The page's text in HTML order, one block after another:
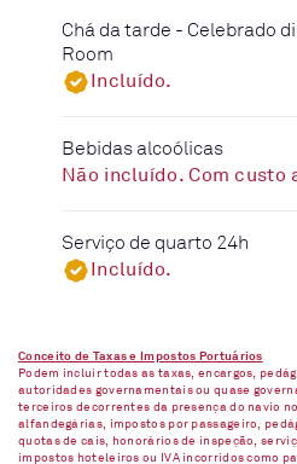
Chá da tarde - Celebrado
Room
Incluído.
Bebidas alcoólicas
Não incluído. Com custo
Serviço de quarto 24h
Incluído.
Conceito de Taxas e Impostos Portuários
Podem incluir todas as taxas, encargos,
autoridades governamentais ou quase
terceiros decorrentes da presença do navio
alfandegárias, impostos por passageiro,
quotas de cais, honorários de inspeção,
impostos hoteleiros ou IVA incorridos como